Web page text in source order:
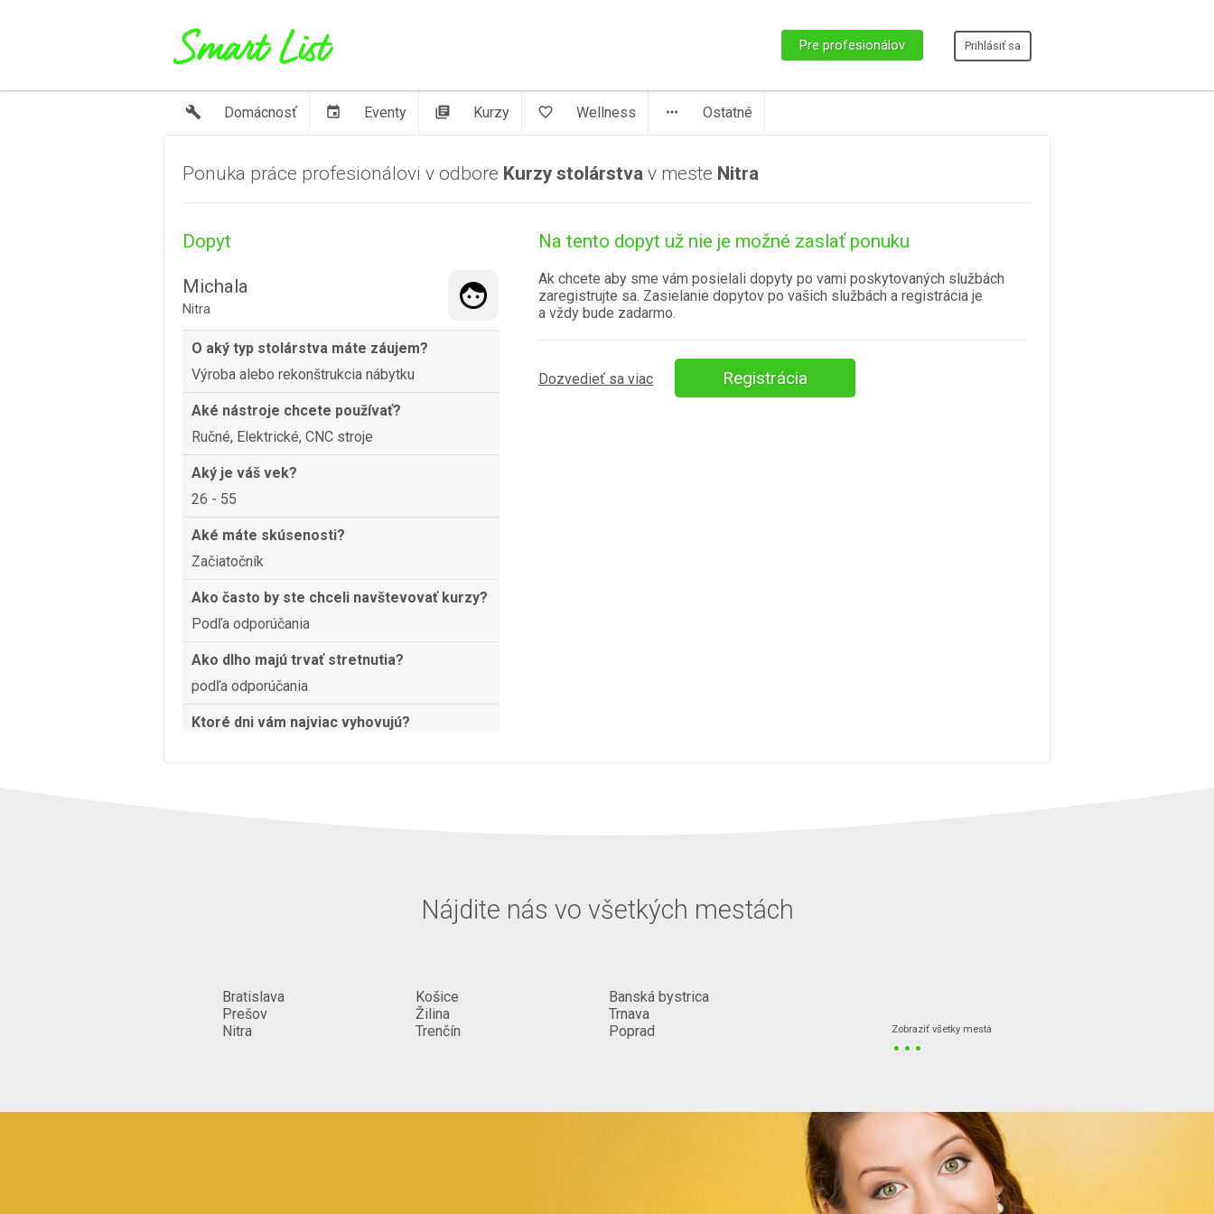
Pre profesionálov Prihlásiť sa
build Domácnosť event Eventy library_books Kurzy favorite_border Wellness more_horiz Ostatné
Ponuka práce profesionálovi v odbore Kurzy stolárstva v meste Nitra
Dopyt
Michala
Nitra
O aký typ stolárstva máte záujem?
Výroba alebo rekonštrukcia nábytku
Aké nástroje chcete používať?
Ručné, Elektrické, CNC stroje
Aký je váš vek?
26 - 55
Aké máte skúsenosti?
Začiatočník
Ako často by ste chceli navštevovať kurzy?
Podľa odporúčania
Ako dlho majú trvať stretnutia?
podľa odporúčania
Ktoré dni vám najviac vyhovujú?
Sobota, Nedeľa
Spôsob poskytnutia služby
_[Môžem cestovať za profesionálom],
Na tento dopyt už nie je možné zaslať ponuku
Ak chcete aby sme vám posielali dopyty po vami poskytovaných službách
zaregistrujte sa. Zasielanie dopytov po vašich službách a registrácia je
a vždy bude zadarmo.
Dozvedieť sa viac Registrácia
Nájdite nás vo všetkých mestách
Bratislava
Prešov
Nitra
Košice
Žilina
Trenčín
Banská bystrica
Trnava
Poprad
Zobraziť všetky mestá
...